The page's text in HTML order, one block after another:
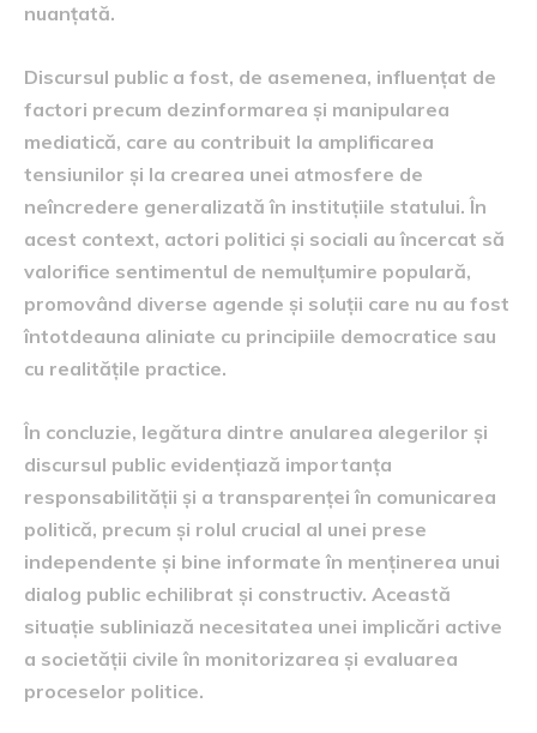
nuanțată.
Discursul public a fost, de asemenea, influențat de
factori precum dezinformarea și manipularea
mediatică, care au contribuit la amplificarea
tensiunilor și la crearea unei atmosfere de
neîncredere generalizată în instituțiile statului. În
acest context, actori politici și sociali au încercat să
valorifice sentimentul de nemulțumire populară,
promovând diverse agende și soluții care nu au fost
întotdeauna aliniate cu principiile democratice sau
cu realitățile practice.
În concluzie, legătura dintre anularea alegerilor și
discursul public evidențiază importanța
responsabilității și a transparenței în comunicarea
politică, precum și rolul crucial al unei prese
independente și bine informate în menținerea unui
dialog public echilibrat și constructiv. Această
situație subliniază necesitatea unei implicări active
a societății civile în monitorizarea și evaluarea
proceselor politice.